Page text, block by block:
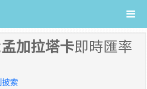
孟加拉塔卡即時匯率
索